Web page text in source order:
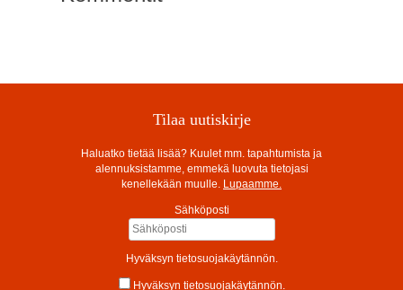
Tilaa uutiskirje
Haluatko tietää lisää? Kuulet mm. tapahtumista ja
alennuksistamme, emmekä luovuta tietojasi
kenellekään muulle. Lupaamme.
Sähköposti
Hyväksyn tietosuojakäytännön.
Hyväksyn tietosuojakäytännön.